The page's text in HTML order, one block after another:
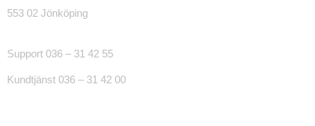
553 02 Jönköping
Support 036 – 31 42 55
Kundtjänst 036 – 31 42 00